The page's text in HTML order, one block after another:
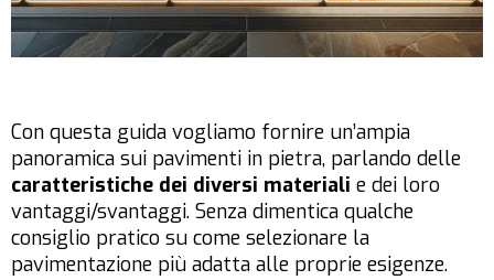
Con questa guida vogliamo fornire un’ampia
panoramica sui pavimenti in pietra, parlando delle
caratteristiche dei diversi materiali e dei loro
vantaggi/svantaggi. Senza dimentica qualche
consiglio pratico su come selezionare la
pavimentazione più adatta alle proprie esigenze.